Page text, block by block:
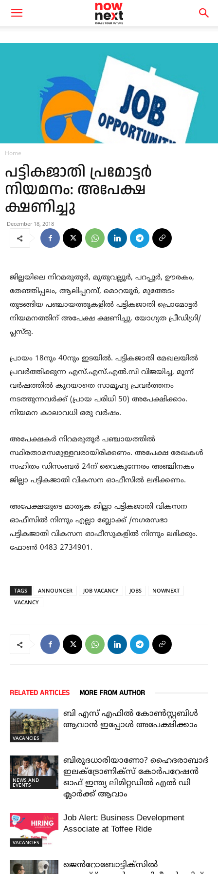
Home
പട്ടികജാതി പ്രമോട്ടര്‍
നിയമനം: അപേക്ഷ
ക്ഷണിച്ചു
December 18, 2018
ജില്ലയിലെ നിറമരുതൂര്‍, മുതുവല്ലൂര്‍, പറപ്പൂര്‍, ഊരകം,
തേഞ്ഞിപ്പലം, ആലിപ്പറമ്പ്, മൊറയൂര്‍, മുത്തേടം
തുടങ്ങിയ പഞ്ചായത്തുകളില്‍ പട്ടികജാതി പ്രൊമോട്ടര്‍
നിയമനത്തിന് അപേക്ഷ ക്ഷണിച്ചു. യോഗ്യത പ്രീഡിഗ്രി/
പ്ലസ്ടു.
പ്രായം 18നും 40നും ഇടയില്‍. പട്ടികജാതി മേഖലയില്‍
പ്രവര്‍ത്തിക്കുന്ന എസ്.എസ്.എല്‍.സി വിജയിച്ച, മൂന്ന്
വര്‍ഷത്തില്‍ കുറയാതെ സാമൂഹ്യ പ്രവര്‍ത്തനം
നടത്തുന്നവര്‍ക്ക് (പ്രായ പരിധി 50) അപേക്ഷിക്കാം.
നിയമന കാലാവധി ഒരു വര്‍ഷം.
അപേക്ഷകര്‍ നിറമരുതൂര്‍ പഞ്ചായത്തില്‍
സ്ഥിരതാമസമുള്ളവരായിരിക്കണം. അപേക്ഷ രേഖകള്‍
സഹിതം ഡിസംബര്‍ 24ന് വൈകുന്നേരം അഞ്ചിനകം
ജില്ലാ പട്ടികജാതി വികസന ഓഫീസില്‍ ലഭിക്കണം.
അപേക്ഷയുടെ മാതൃക ജില്ലാ പട്ടികജാതി വികസന
ഓഫീസില്‍ നിന്നും എല്ലാ ബ്ലോക്ക് /നഗരസഭാ
പട്ടികജാതി വികസന ഓഫീസുകളില്‍ നിന്നും ലഭിക്കും.
ഫോണ്‍ 0483 2734901.
TAGS ANNOUNCER JOB VACANCY JOBS
NOWNEXT
VACANCY
RELATED ARTICLES MORE FROM AUTHOR
VACANCIES
ബി എസ് എഫിൽ കോൺസ്റ്റബിൾ
ആവാൻ ഇപ്പോൾ അപേക്ഷിക്കാം
NEWS AND
EVENTS
ബിരുദധാരിയാണോ? ഹൈദരാബാദ്
ഇലക്ട്രോണിക്സ് കോർപറേഷൻ
ഓഫ് ഇന്ത്യ ലിമിറ്റഡിൽ എൽ ഡി
ക്ലാർക്ക് ആവാം
VACANCIES
Job Alert: Business Development
Associate at Toffee Ride
ജെൻറോബോട്ടിക്സിൽ